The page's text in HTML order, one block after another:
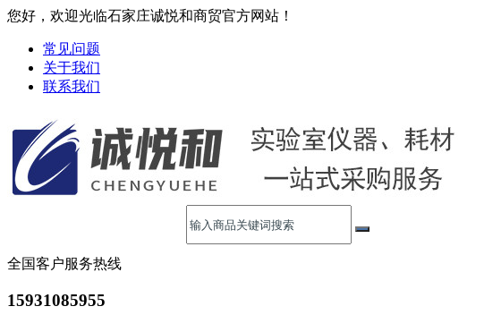
您好，欢迎光临石家庄诚悦和商贸官方网站！
常见问题
关于我们
联系我们
全国客户服务热线
15931085955